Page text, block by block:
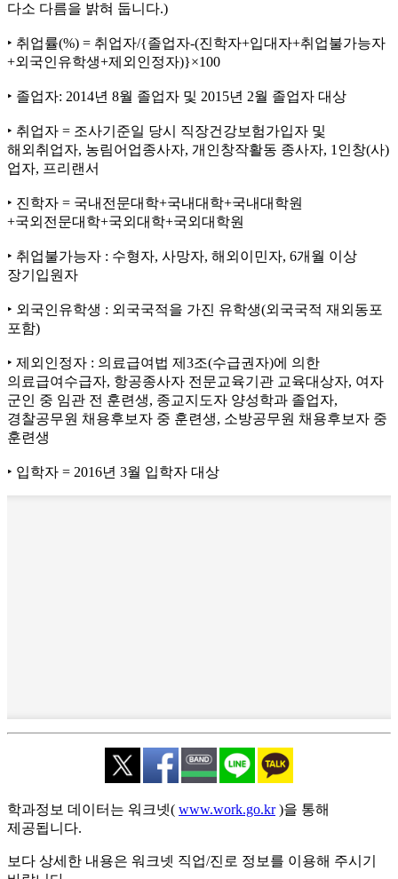
다소 다름을 밝혀 둡니다.)
‣ 취업률(%) = 취업자/{졸업자-(진학자+입대자+취업불가능자
+외국인유학생+제외인정자)}×100
‣ 졸업자: 2014년 8월 졸업자 및 2015년 2월 졸업자 대상
‣ 취업자 = 조사기준일 당시 직장건강보험가입자 및
해외취업자, 농림어업종사자, 개인창작활동 종사자, 1인창(사)
업자, 프리랜서
‣ 진학자 = 국내전문대학+국내대학+국내대학원
+국외전문대학+국외대학+국외대학원
‣ 취업불가능자 : 수형자, 사망자, 해외이민자, 6개월 이상
장기입원자
‣ 외국인유학생 : 외국국적을 가진 유학생(외국국적 재외동포
포함)
‣ 제외인정자 : 의료급여법 제3조(수급권자)에 의한
의료급여수급자, 항공종사자 전문교육기관 교육대상자, 여자
군인 중 임관 전 훈련생, 종교지도자 양성학과 졸업자,
경찰공무원 채용후보자 중 훈련생, 소방공무원 채용후보자 중
훈련생
‣ 입학자 = 2016년 3월 입학자 대상
학과정보 데이터는 워크넷( www.work.go.kr)을 통해
제공됩니다.
보다 상세한 내용은 워크넷 직업/진로 정보를 이용해 주시기